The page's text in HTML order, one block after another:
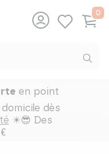
0
en point
domicile dès
☀😎 Des